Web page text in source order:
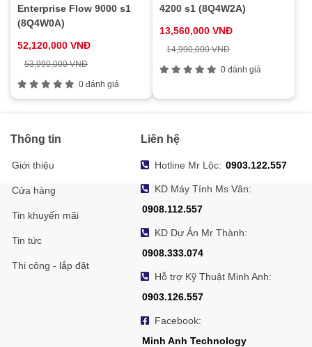
Enterprise Flow 9000 s1
(8Q4W0A)
52,120,000 VNĐ
53,990,000 VNĐ
0 đánh giá
4200 s1 (8Q4W2A)
13,560,000 VNĐ
14,990,000 VNĐ
0 đánh giá
Thông tin
Giới thiệu
Cửa hàng
Tin khuyến mãi
Tin tức
Thi công - lắp đặt
Liên hệ
Hotline Mr Lộc: 0903.122.557
KD Máy Tính Ms Vân:
0908.112.557
KD Dự Án Mr Thành:
0908.333.074
Hỗ trợ Kỹ Thuật Minh Anh:
0903.126.557
Facebook:
Minh Anh Technology